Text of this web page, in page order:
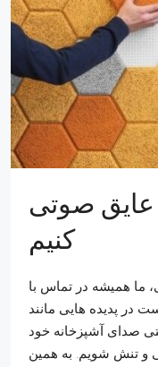
عایق صوتی
کنیم
ما همیشه در تماس با
در پدیده هایی مانند
صدای آشپزخانه خود
و تنش شویم. به همین